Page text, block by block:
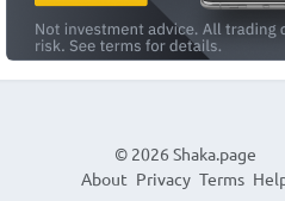
© 2026 Shaka.page
About Privacy Terms